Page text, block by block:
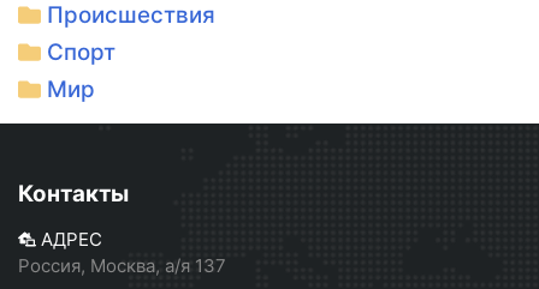
Происшествия
Спорт
Мир
Контакты
АДРЕС
Россия, Москва, а/я 137